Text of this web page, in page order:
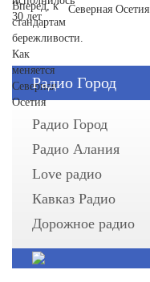
Северная Осетия
Радио Город
Радио Город
Радио Алания
Love радио
Кавказ Радио
Дорожное радио